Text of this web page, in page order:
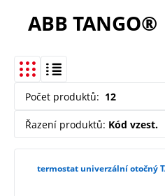
ABB TANGO®
Počet produktů: 12
Řazení produktů: Kód vzest.
termostat univerzální otočný